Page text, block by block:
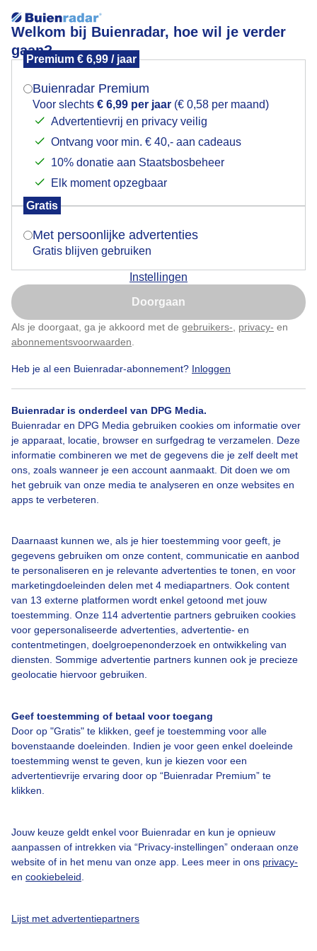
Welkom bij Buienradar, hoe wil je verder
gaan?
Premium € 6,99 / jaar
Buienradar Premium
Voor slechts € 6,99 per jaar (€ 0,58 per maand)
Advertentievrij en privacy veilig
Ontvang voor min. € 40,- aan cadeaus
10% donatie aan Staatsbosbeheer
Elk moment opzegbaar
Gratis
Met persoonlijke advertenties
Gratis blijven gebruiken
Instellingen
Doorgaan
Als je doorgaat, ga je akkoord met de gebruikers- privacy- en
abonnementsvoorwaarden
Heb je al een Buienradar-abonnement? Inloggen
Buienradar is onderdeel van DPG Media.
Buienradar en DPG Media gebruiken cookies om informatie over
je apparaat, locatie, browser en surfgedrag te verzamelen. Deze
informatie combineren we met de gegevens die je zelf deelt met
ons, zoals wanneer je een account aanmaakt. Dit doen we om
het gebruik van onze media te analyseren en onze websites en
apps te verbeteren.
Daarnaast kunnen we, als je hier toestemming voor geeft, je
gegevens gebruiken om onze content, communicatie en aanbod
te personaliseren en je relevante advertenties te tonen, en voor
marketingdoeleinden delen met 4 mediapartners. Ook content
van 13 externe platformen wordt enkel getoond met jouw
toestemming. Onze 114 advertentie partners gebruiken cookies
voor gepersonaliseerde advertenties, advertentie- en
contentmetingen, doelgroepenonderzoek en ontwikkeling van
diensten. Sommige advertentie partners kunnen ook je precieze
geolocatie hiervoor gebruiken.
Geef toestemming of betaal voor toegang
Door op "Gratis" te klikken, geef je toestemming voor alle
bovenstaande doeleinden. Indien je voor geen enkel doeleinde
toestemming wenst te geven, kun je kiezen voor een
advertentievrije ervaring door op “Buienradar Premium” te
klikken.
Jouw keuze geldt enkel voor Buienradar en kun je opnieuw
aanpassen of intrekken via “Privacy-instellingen” onderaan onze
website of in het menu van onze app. Lees meer in ons privacy-
en cookiebeleid
Lijst met advertentiepartners
Weerfoto Deventer
Door: Jan Simmes Gemaakt: 14-05-2026, 312x bekeken
Bekijk slideshow
Een moment geduld aub...
Over Buienradar
Veelgestelde vragen
Contact
Toegankelijkheid
Gebruikersvoorwaarden
Adverteren
Buienradar Team
Privacy instellingen
Gratis weerdata
@BuienradarNL
Buienradar
Mogen we je locatie gebruiken voor het
Indien je hier nog geen akkoord op hebt gegeven,
verschijnt er zo een pop-up uit je browser waarin
Is goed, toon de popup
Nu niet, misschien later
Klik hierom dit aan te passen